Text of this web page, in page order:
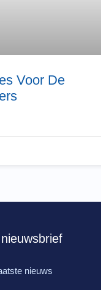
Voor De
nieuws